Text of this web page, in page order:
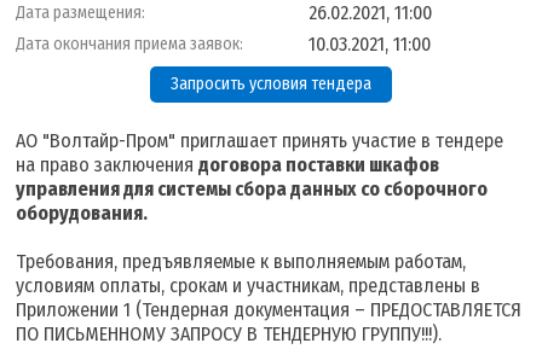
Дата размещения: 26.02.2021, 11:00
Дата окончания приема заявок: 10.03.2021, 11:00
Запросить условия тендера
АО "Волтайр-Пром" приглашает принять участие в тендере
на право заключениядоговора поставки шкафов
управления для системы сбора данных со сборочного
оборудования.
Требования, предъявляемые к выполняемым работам,
условиям оплаты, срокам и участникам, представлены в
Приложении 1 (Тендерная документация – ПРЕДОСТАВЛЯЕТСЯ
ПО ПИСЬМЕННОМУ ЗАПРОСУ В ТЕНДЕРНУЮ ГРУППУ!!!).